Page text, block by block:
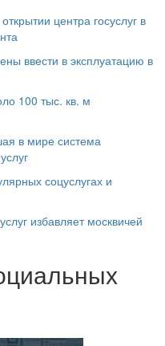
центра госуслуг в
ввести в эксплуатацию в
100 тыс. кв. м
в мире система
соцуслугах и
избавляет москвичей